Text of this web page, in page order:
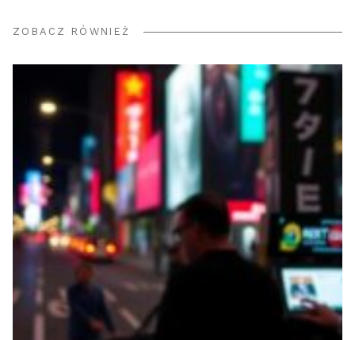
ZOBACZ RÓWNIEŻ